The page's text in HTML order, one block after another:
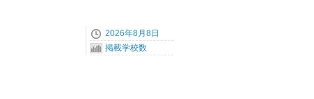
2026年8月8日
掲載学校数